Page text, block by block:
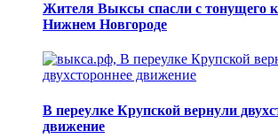
Жителя Выксы спасли с тонущего
Нижнем Новгороде
В переулке Крупской вернули
движение